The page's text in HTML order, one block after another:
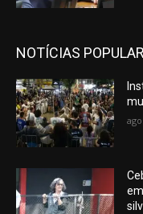
NOTÍCIAS